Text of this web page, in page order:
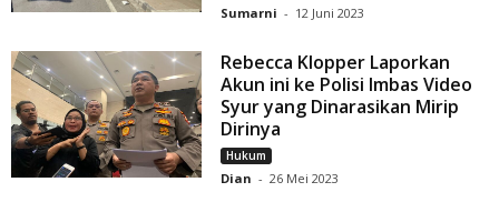
Sumarni - 12 Juni 2023
Rebecca Klopper Laporkan
Akun ini ke Polisi Imbas Video
Syur yang Dinarasikan Mirip
Dirinya
Hukum
Dian - 26 Mei 2023